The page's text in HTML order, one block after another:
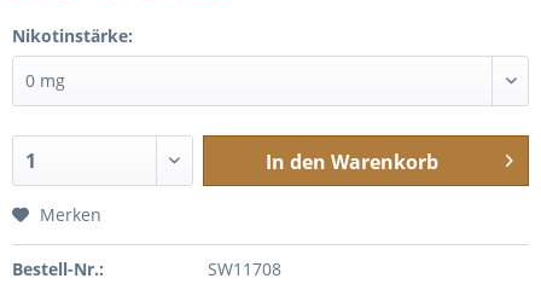
Nikotinstärke:
In den Warenkorb
Merken
Bestell-Nr.: SW11708